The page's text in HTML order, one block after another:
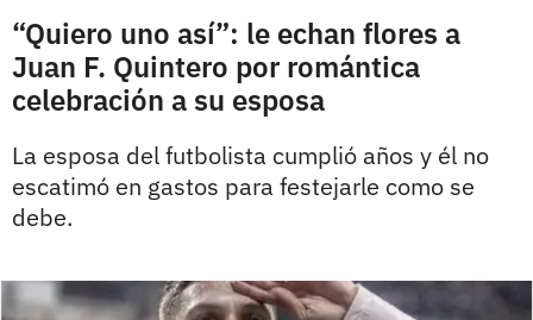
“Quiero uno así”: le echan flores a
Juan F. Quintero por romántica
celebración a su esposa
La esposa del futbolista cumplió años y él no
escatimó en gastos para festejarle como se
debe.